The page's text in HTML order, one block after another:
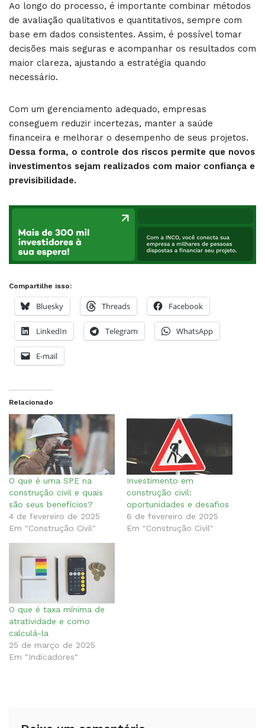
Ao longo do processo, é importante combinar métodos
de avaliação qualitativos e quantitativos, sempre com
base em dados consistentes. Assim, é possível tomar
decisões mais seguras e acompanhar os resultados com
maior clareza, ajustando a estratégia quando
necessário.
Com um gerenciamento adequado, empresas
conseguem reduzir incertezas, manter a saúde
financeira e melhorar o desempenho de seus projetos.
Dessa forma, o controle dos riscos permite que novos
investimentos sejam realizados com maior confiança e
previsibilidade.
Compartilhe isso:
Bluesky Threads Facebook
LinkedIn Telegram WhatsApp
E-mail
Relacionado
O que é uma SPE na
construção civil e quais
são seus benefícios?
4 de fevereiro de 2025
Em "Construção Civil"
Investimento em
construção civil:
oportunidades e desafios
6 de fevereiro de 2025
Em "Construção Civil"
O que é taxa mínima de
atratividade e como
calculá-la
25 de março de 2025
Em "Indicadores"